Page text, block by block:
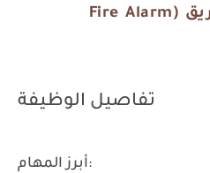
وظيفة: فني إنذار حريق (Fire Alarm
تفاصيل الوظيفة
أبرز المهام: